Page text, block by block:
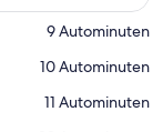
‪9 Autominuten‬
‪10 Autominuten‬
‪11 Autominuten‬